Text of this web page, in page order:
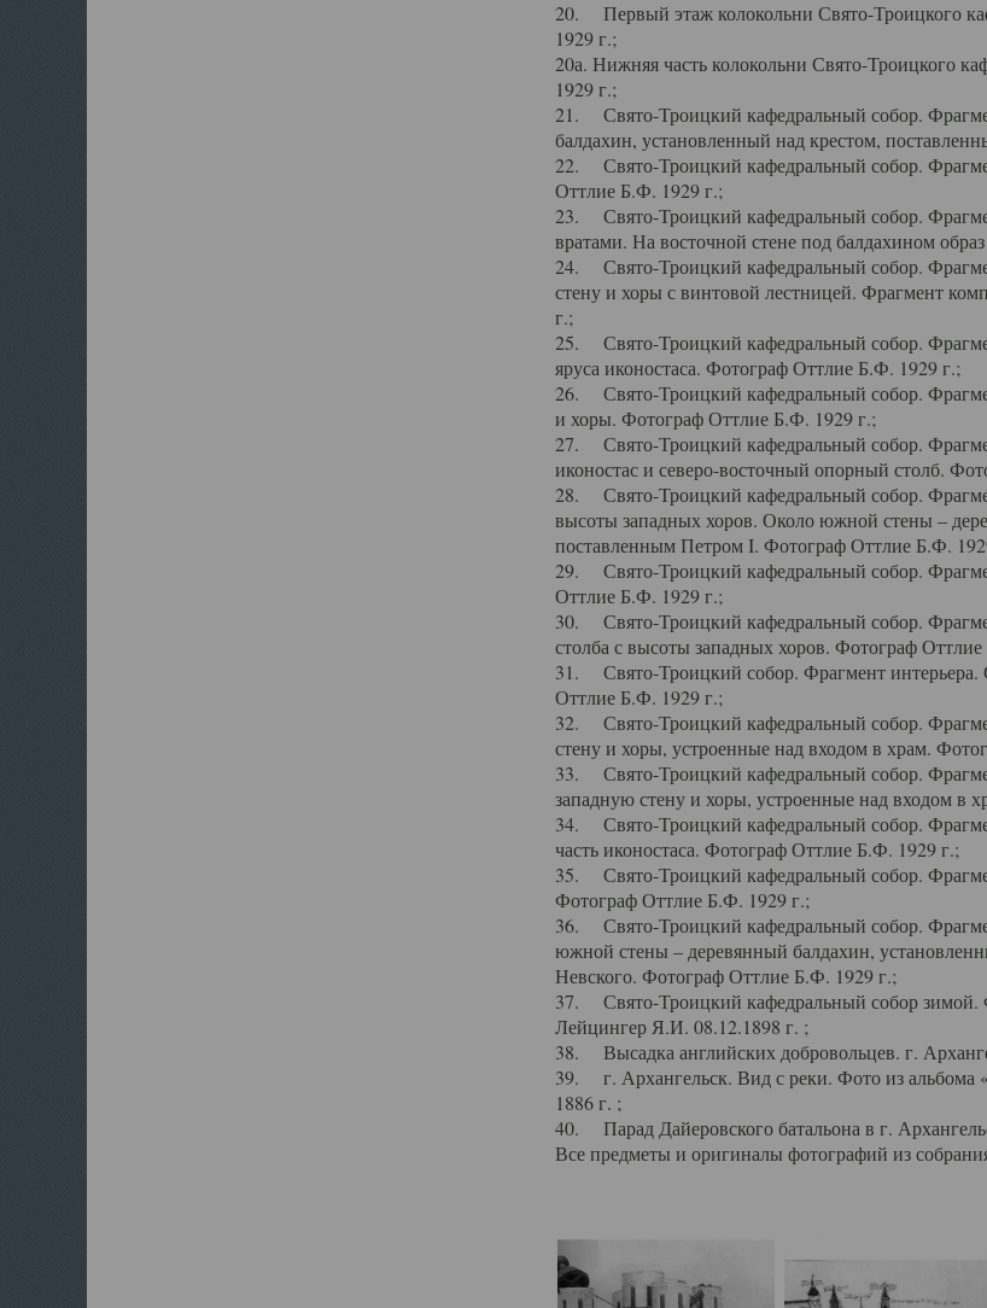
20. Первый этаж колокольни Свято-Троицкого
1929 г.;
20а. Нижняя часть колокольни Свято-Троицкого
1929 г.;
21. Свято-Троицкий кафедральный собор.
балдахин, установленный над крестом,
22. Свято-Троицкий кафедральный собор.
Оттлие Б.Ф. 1929 г.;
23. Свято-Троицкий кафедральный собор.
вратами. На восточной стене под балдахином
24. Свято-Троицкий кафедральный собор.
стену и хоры с винтовой лестницей. Фрагмент
г.;
25. Свято-Троицкий кафедральный собор.
яруса иконостаса. Фотограф Оттлие Б.Ф. 1929 г.;
26. Свято-Троицкий кафедральный собор.
и хоры. Фотограф Оттлие Б.Ф. 1929 г.;
27. Свято-Троицкий кафедральный собор.
иконостас и северо-восточный опорный столб.
28. Свято-Троицкий кафедральный собор.
высоты западных хоров. Около южной стены –
поставленным Петром I. Фотограф Оттлие Б.Ф.
29. Свято-Троицкий кафедральный собор.
Оттлие Б.Ф. 1929 г.;
30. Свято-Троицкий кафедральный собор.
столба с высоты западных хоров. Фотограф
31. Свято-Троицкий собор. Фрагмент интерьера.
Оттлие Б.Ф. 1929 г.;
32. Свято-Троицкий кафедральный собор.
стену и хоры, устроенные над входом в храм.
33. Свято-Троицкий кафедральный собор.
западную стену и хоры, устроенные над входом в
34. Свято-Троицкий кафедральный собор.
часть иконостаса. Фотограф Оттлие Б.Ф. 1929 г.;
35. Свято-Троицкий кафедральный собор.
Фотограф Оттлие Б.Ф. 1929 г.;
36. Свято-Троицкий кафедральный собор.
южной стены – деревянный балдахин,
Невского. Фотограф Оттлие Б.Ф. 1929 г.;
37. Свято-Троицкий кафедральный собор зимой.
Лейцингер Я.И. 08.12.1898 г. ;
38. Высадка английских добровольцев. г.
39. г. Архангельск. Вид с реки. Фото из
1886 г. ;
40. Парад Дайеровского батальона в г.
Все предметы и оригиналы фотографий из